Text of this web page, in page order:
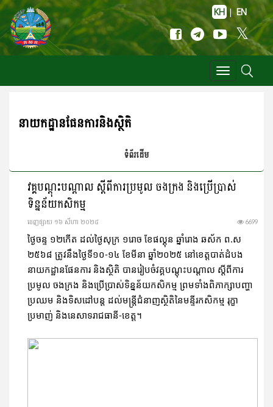
KH | EN
Toggle
navigation
នាយកដ្ឋាន​ផែនការនិងស្ថិតិ
ទំព័រដើម
វគ្គបណ្តុះបណ្តាល ស្តីពីការប្រមូល ចងក្រង និងប្រើប្រាស់
ទិន្នន័យកសិកម្ម
ចេញ​ផ្សាយ​ ១៦ សីហា ២០២៥ 6699
ថ្ងៃចន្ទ ១២កើត ដល់ថ្ងៃសុក្រ ១រោច ខែផល្គុន ឆ្នាំរោង ឆស័ក ព.ស
២៥៦៨ ត្រូវនឹងថ្ងៃទី១០-១៤ ខែមីនា ឆ្នាំ២០២៥ នៅខេត្តបាត់ដំបង
នាយកដ្ឋានផែនការ និងស្ថិតិ បានរៀបចំវគ្គបណ្តុះបណ្តាល ស្តីពីការ
ប្រមូល ចងក្រង និងប្រើប្រាស់ទិន្នន័យកសិកម្ម ព្រមទាំងពិភាក្សាបញ្ហា
ប្រឈម និងទិសដៅបន្ត ដល់មន្ត្រីជំនាញស្ថិតិនៃមន្ទីរកសិកម្ម រុក្ខា
ប្រមាញ់ និងនេសាទរាជធានី-ខេត្ត។